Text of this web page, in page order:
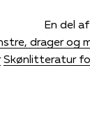
En del af
drager og
Skønlitteratur